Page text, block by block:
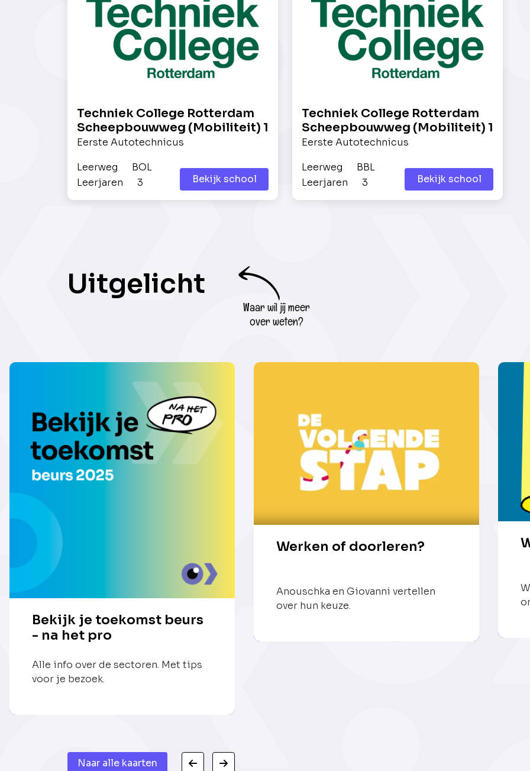
Techniek College Rotterdam
Scheepbouwweg (Mobiliteit) 1
Eerste Autotechnicus
Leerweg
BOL
Leerjaren
3 Bekijk school
Techniek College Rotterdam
Scheepbouwweg (Mobiliteit) 1
Eerste Autotechnicus
Leerweg
BBL
Leerjaren
3 Bekijk school
Uitgelicht
Waar wil jij meer
over weten?
Bekijk je toekomst beurs
- na het pro
Alle info over de sectoren. Met tips
voor je bezoek.
Werken of doorleren?
Anouschka en Giovanni vertellen
over hun keuze.
Naar alle kaarten